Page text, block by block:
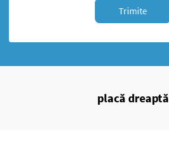
Trimite
placă dreaptă